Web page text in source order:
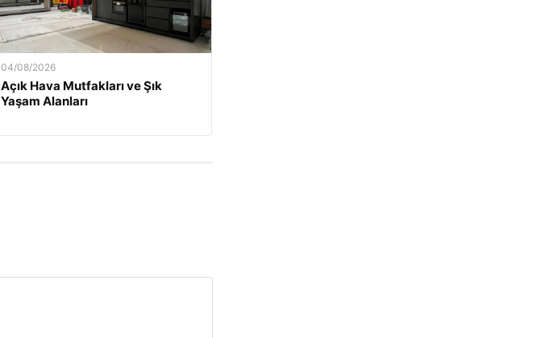
04/08/2026
Açık Hava Mutfakları ve Şık
Yaşam Alanları